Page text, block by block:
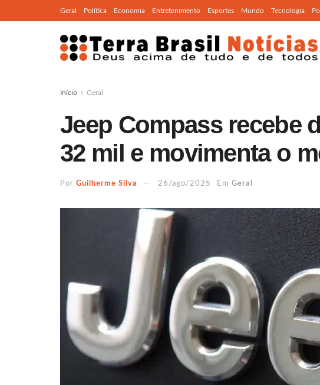
Geral Política Economia Entretenimento Esportes Mundo Tecnologia
Início Geral
Jeep Compass recebe
32 mil e movimenta o
Por Guilherme Silva 26/ago/2025 Em Geral